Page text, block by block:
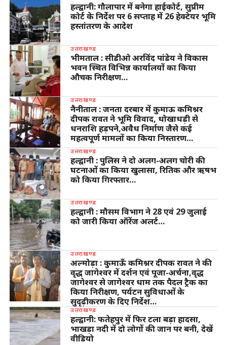
हल्द्वानी: गौलापार में बनेगा हाईकोर्ट, सुप्रीम
कोर्ट के निर्देश पर 6 सप्ताह में 26 हेक्टेयर भूमि
हस्तांतरण के आदेश
उत्तराखण्ड
भीमताल : सीडीओ अरविंद पांडेय ने विकास
भवन स्थित विभिन्न कार्यालयों का किया
औचक निरीक्षण…
उत्तराखण्ड
नैनीताल : जनता दरबार में कुमाऊ कमिश्नर
दीपक रावत ने भूमि विवाद, धोखाधड़ी से
धनराशि हड़पने,अवैध निर्माण जैसे कई
महत्वपूर्ण मामलों का किया निस्तारण…
उत्तराखण्ड
हल्द्वानी : पुलिस ने दो अलग-अलग चोरी की
घटनाओं का किया खुलासा, रितिक और ऋषभ
को किया गिरफ्तार…
उत्तराखण्ड
हल्द्वानी : मौसम विभाग ने 28 एवं 29 जुलाई
को जारी किया ऑरेंज अलर्ट…
उत्तराखण्ड
अल्मोड़ा : कुमाऊँ कमिश्नर दीपक रावत ने की
वृद्ध जागेश्वर में दर्शन एवं पूजा-अर्चना,वृद्ध
जागेश्वर से जागेश्वर धाम तक पैदल ट्रैक का
किया निरीक्षण, पर्यटन सुविधाओं के
सुदृढ़ीकरण के दिए निर्देश…
उत्तराखण्ड
हल्द्वानी: फतेहपुर में फिर टला बड़ा हादसा,
भाखड़ा नदी में दो लोगों की जान पर बनी, देखें
वीडियो